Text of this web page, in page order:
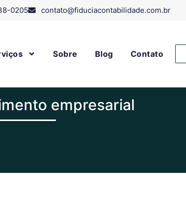
0205 contato@fiduciacontabilidade.com.br
Sobre Blog Contato
empresarial